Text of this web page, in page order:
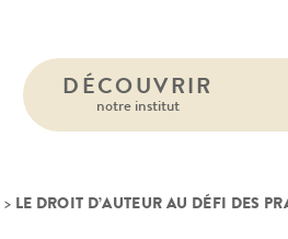
DÉCOUVRIR
notre institut
> LE DROIT D’AUTEUR AU DÉFI DES